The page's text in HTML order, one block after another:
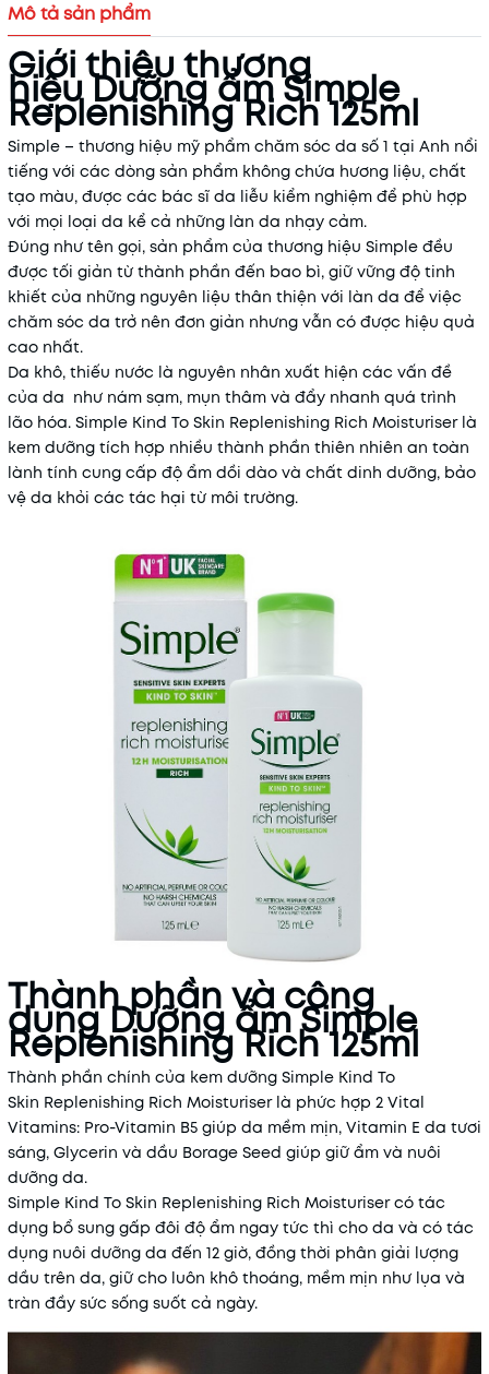
Mã khuyến mãi:
Điều kiện:
Mô tả sản phẩm
Giới thiệu thương
hiệu Dưỡng ẩm Simple
Replenishing Rich 125ml
Simple – thương hiệu mỹ phẩm chăm sóc da số 1 tại Anh nổi
tiếng với các dòng sản phẩm không chứa hương liệu, chất
tạo màu, được các bác sĩ da liễu kiểm nghiệm để phù hợp
với mọi loại da kể cả những làn da nhạy cảm.
Đúng như tên gọi, sản phẩm của thương hiệu Simple đều
được tối giản từ thành phần đến bao bì, giữ vững độ tinh
khiết của những nguyên liệu thân thiện với làn da để việc
chăm sóc da trở nên đơn giản nhưng vẫn có được hiệu quả
cao nhất.
Da khô, thiếu nước là nguyên nhân xuất hiện các vấn đề
của da như nám sạm, mụn thâm và đẩy nhanh quá trình
lão hóa. Simple Kind To Skin Replenishing Rich Moisturiser là
kem dưỡng tích hợp nhiều thành phần thiên nhiên an toàn
lành tính cung cấp độ ẩm dồi dào và chất dinh dưỡng, bảo
vệ da khỏi các tác hại từ môi trường.
Thành phần và công
dụng Dưỡng ẩm Simple
Replenishing Rich 125ml
Thành phần chính của kem dưỡng Simple Kind To
Skin Replenishing Rich Moisturiser là phức hợp 2 Vital
Vitamins: Pro-Vitamin B5 giúp da mềm mịn, Vitamin E da tươi
sáng, Glycerin và dầu Borage Seed giúp giữ ẩm và nuôi
dưỡng da.
Simple Kind To Skin Replenishing Rich Moisturiser có tác
dụng bổ sung gấp đôi độ ẩm ngay tức thì cho da và có tác
dụng nuôi dưỡng da đến 12 giờ, đồng thời phân giải lượng
dầu trên da, giữ cho luôn khô thoáng, mềm mịn như lụa và
tràn đầy sức sống suốt cả ngày.